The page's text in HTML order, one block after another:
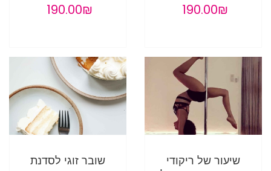
‏190.00 ‏₪
‏190.00 ‏₪
שיעור של ריקודי
שובר זוגי לסדנת